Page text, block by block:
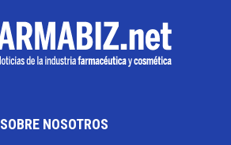
SOBRE NOSOTROS